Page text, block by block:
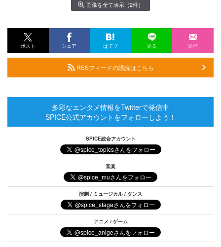
画像を全て表示（2件）
ポスト シェア はてブ 送る 送信
RSSフィードの購読はこちら
多彩なエンタメ情報をTwitterで発信中
SPICE公式アカウントをフォローしよう！
SPICE総合アカウント
音楽
演劇 / ミュージカル / ダンス
アニメ / ゲーム